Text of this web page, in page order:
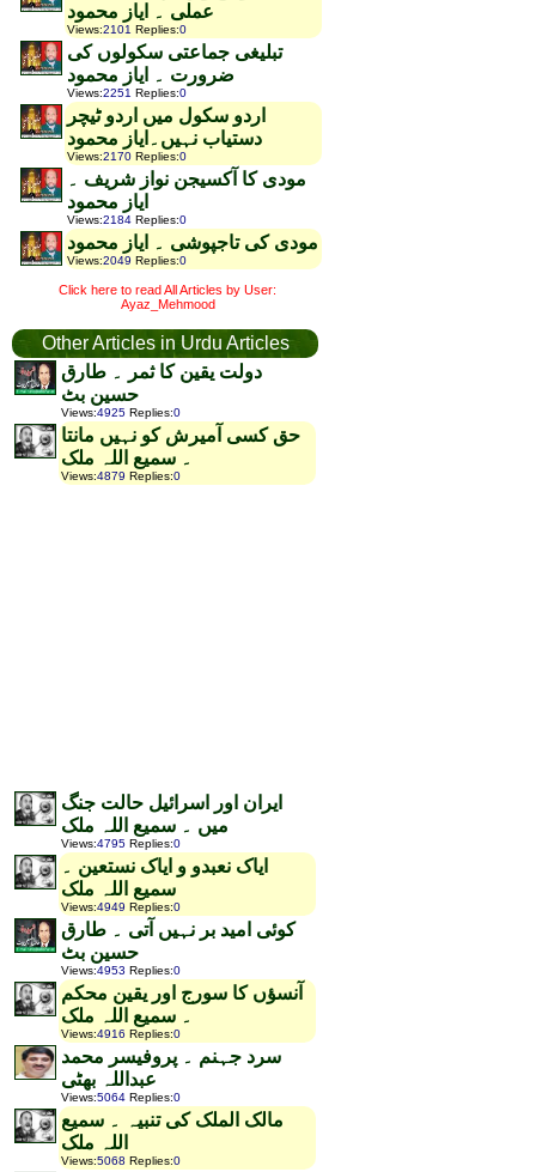
عملی ۔ ایاز محمود
Views:2101 Replies:0
تبلیغی جماعتی سکولوں کی
ضرورت ۔ ایاز محمود
Views:2251 Replies:0
اردو سکول میں اردو ٹیچر
دستیاب نہیں۔ایاز محمود
Views:2170 Replies:0
مودی کا آکسیجن نواز شریف ۔
ایاز محمود
Views:2184 Replies:0
مودی کی تاجپوشی ۔ ایاز محمود
Views:2049 Replies:0
Click here to read All Articles by User:
Ayaz_Mehmood
Other Articles in Urdu Articles
دولت یقین کا ثمر ۔ طارق
حسین بٹ
Views:4925 Replies:0
حق کسی آمیرش کو نہیں مانتا
۔ سمیع اللہ ملک
Views:4879 Replies:0
ایران اور اسرائیل حالت جنگ
میں ۔ سمیع اللہ ملک
Views:4795 Replies:0
ایاک نعبدو و ایاک نستعین ۔
سمیع اللہ ملک
Views:4949 Replies:0
کوئی امید بر نہیں آتی ۔ طارق
حسین بٹ
Views:4953 Replies:0
آنسؤں کا سورج اور یقین محکم
۔ سمیع اللہ ملک
Views:4916 Replies:0
سرد جہنم ۔ پروفیسر محمد
عبداللہ بھٹی
Views:5064 Replies:0
مالک الملک کی تنبیہ ۔ سمیع
اللہ ملک
Views:5068 Replies:0